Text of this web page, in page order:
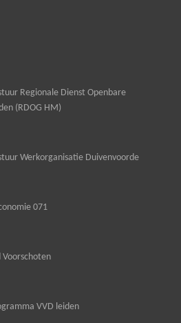
Regionale Dienst Openbare
(RDOG HM)
Werkorganisatie Duivenvoorde
071
VVD leiden